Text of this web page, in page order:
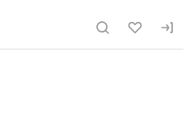
сайту eqinfo.ru
из Чехии